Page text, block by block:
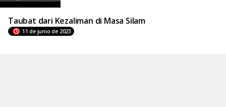
Taubat dari Kezaliman di Masa Silam
11 de junio de 2023